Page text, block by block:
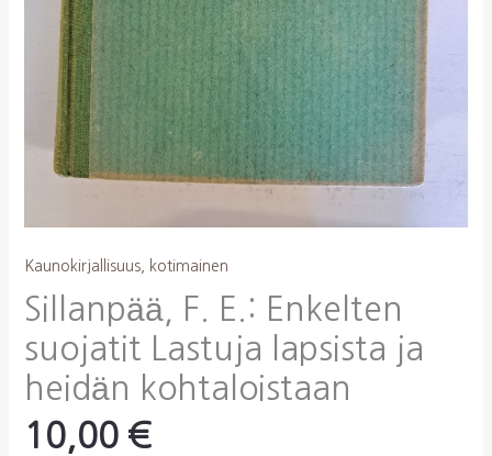
Kaunokirjallisuus, kotimainen
Sillanpää, F. E.: Enkelten
suojatit Lastuja lapsista ja
heidän kohtaloistaan
10,00 €